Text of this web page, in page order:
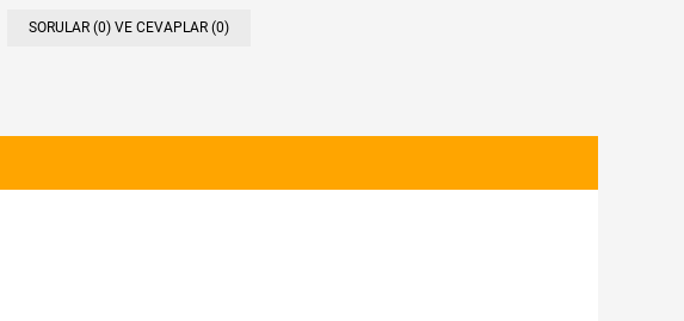
SORULAR (0) VE CEVAPLAR (0)